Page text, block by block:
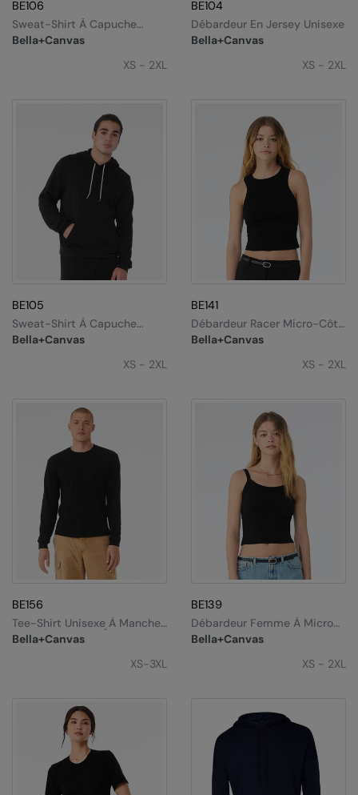
Under Armour Golf
Westford Mill
BE106
Bella+Canvas
Sweat-Shirt À Capuche
Zippé Unisexe
XS - 2XL
BE104
Bella+Canvas
Débardeur En Jersey Unisexe
XS - 2XL
BE105
Bella+Canvas
Sweat-Shirt À Capuche
Unisexe
XS - 2XL
BE141
Bella+Canvas
Débardeur Racer Micro-Côte
Femme
XS - 2XL
BE156
Bella+Canvas
Tee-Shirt Unisexe À Manches
Longues Et Boxy Épais
XS-3XL
BE139
Bella+Canvas
Débardeur Femme À Micro
Fines Côtes
XS - 2XL